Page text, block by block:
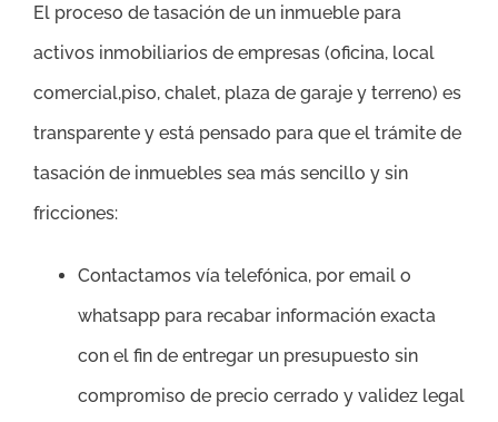
El proceso de tasación de un inmueble para
activos inmobiliarios de empresas (oficina, local
comercial,piso, chalet, plaza de garaje y terreno) es
transparente y está pensado para que el trámite de
tasación de inmuebles sea más sencillo y sin
fricciones:
Contactamos vía telefónica, por email o
whatsapp para recabar información exacta
con el fin de entregar un presupuesto sin
compromiso de precio cerrado y validez legal